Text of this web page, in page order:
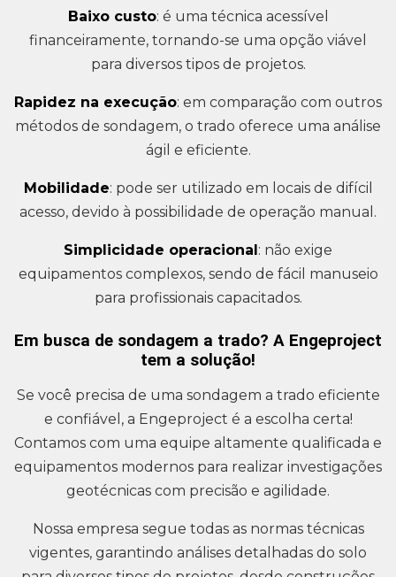
Baixo custo: é uma técnica acessível
financeiramente, tornando-se uma opção viável
para diversos tipos de projetos.
Rapidez na execução: em comparação com outros
métodos de sondagem, o trado oferece uma análise
ágil e eficiente.
Mobilidade: pode ser utilizado em locais de difícil
acesso, devido à possibilidade de operação manual.
Simplicidade operacional: não exige
equipamentos complexos, sendo de fácil manuseio
para profissionais capacitados.
Em busca de sondagem a trado? A Engeproject
tem a solução!
Se você precisa de uma sondagem a trado eficiente
e confiável, a Engeproject é a escolha certa!
Contamos com uma equipe altamente qualificada e
equipamentos modernos para realizar investigações
geotécnicas com precisão e agilidade.
Nossa empresa segue todas as normas técnicas
vigentes, garantindo análises detalhadas do solo